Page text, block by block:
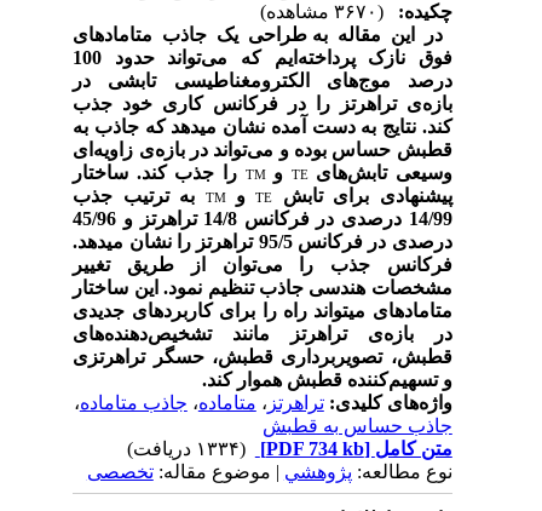
چکیده:
در این مقاله به طراحی یک جاذب متاماده‏ای
فوق‌ نازک پرداخته‌ایم که می‌تواند حدود 100
درصد موج‌های الکترومغناطیسی تابشی در
بازه‌ی تراهرتز را در فرکانس کاری خود جذب
کند. نتایج به دست آمده نشان می‏د‌هد که جاذب به
قطبش حساس بوده و می‌تواند در بازه‌ی زاویه‌ای
وسیعی تابش‌هایTEوTMرا جذب کند. ساختار
پیشنهادی برای تابش
TEوTMبه ترتیب جذب
14/99 درصدی در فرکانس 14/8 تراهرتز و 45/96
درصدی در فرکانس 95/5 تراهرتز را نشان می‏دهد.
فرکانس جذب را می‌توان از طریق تغییر
مشخصات هندسی جاذب تنظیم نمود. این ساختار
متاماده‏ای می‏تواند راه را برای کاربردهای جدیدی
در بازه‌ی تراهرتز مانند تشخیص‌دهنده‌های
قطبش، تصویربرداری قطبش، حسگر تراهرتزی
و تسهیم‌کننده قطبش هموار کند.
واژه‌های کلیدی:تراهرتز، متاماده‌،جاذب متاماده،
جاذب حساس به قطبش
متن کامل[PDF 734 kb]
نوع مطالعه:پژوهشي| موضوع مقاله:تخصصی